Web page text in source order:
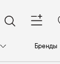
Бренды